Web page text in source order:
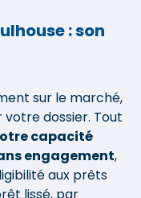
: son
sur le marché,
dossier. Tout
capacité
engagement,
aux prêts